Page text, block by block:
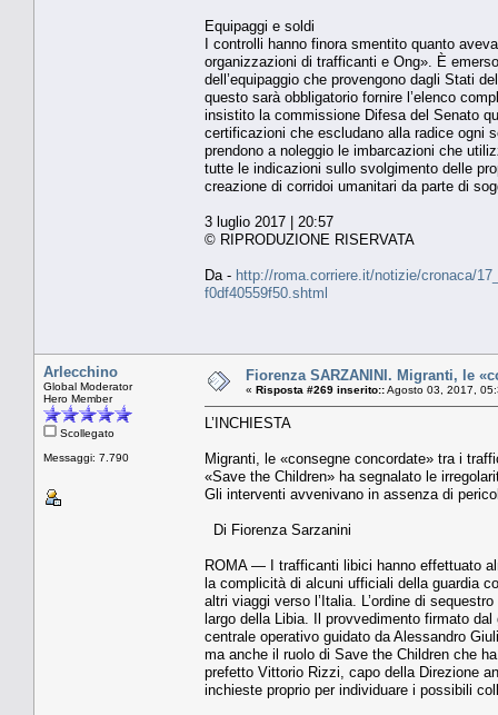
Equipaggi e soldi
I controlli hanno finora smentito quanto
organizzazioni di trafficanti e Ong». È
dell’equipaggio che provengono dagli Stati
questo sarà obbligatorio fornire l’elenco
insistito la commissione Difesa del Senato
certificazioni che escludano alla radice ogni
prendono a noleggio le imbarcazioni che
tutte le indicazioni sullo svolgimento delle
creazione di corridoi umanitari da parte di
3 luglio 2017 | 20:57
© RIPRODUZIONE RISERVATA
Da - http://roma.corriere.it/notizie/cronaca/
f0df40559f50.shtml
Arlecchino
Global Moderator
Hero Member
Scollegato
Messaggi: 7.790
Fiorenza SARZANINI. Migranti, le
« Risposta #269 inserito::Agosto 03, 2017,
L’INCHIESTA
Migranti, le «consegne concordate» tra i
«Save the Children» ha segnalato le
Gli interventi avvenivano in assenza di
Di Fiorenza Sarzanini
ROMA — I trafficanti libici hanno effettuato
la complicità di alcuni ufficiali della guardia
altri viaggi verso l’Italia. L’ordine di
largo della Libia. Il provvedimento firmato
centrale operativo guidato da Alessandro
ma anche il ruolo di Save the Children che
prefetto Vittorio Rizzi, capo della Direzione
inchieste proprio per individuare i possibili